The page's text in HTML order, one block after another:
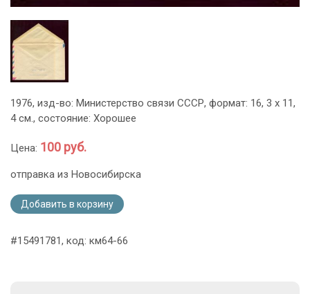
1976, изд-во: Министерство связи СССР, формат: 16, 3 х 11,
4 см., состояние: Хорошее
Цена: 100 руб.
отправка из Новосибирска
Добавить в корзину
#15491781, код: км64-66